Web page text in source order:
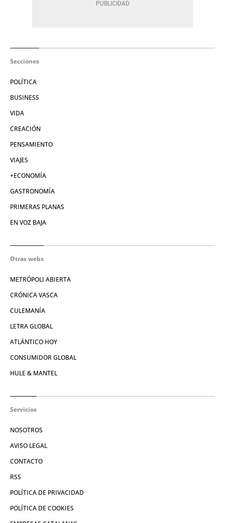
Secciones
POLÍTICA
BUSINESS
VIDA
CREACIÓN
PENSAMIENTO
VIAJES
+ECONOMÍA
GASTRONOMÍA
PRIMERAS PLANAS
EN VOZ BAJA
Otras webs
METRÓPOLI ABIERTA
CRÓNICA VASCA
CULEMANÍA
LETRA GLOBAL
ATLÁNTICO HOY
CONSUMIDOR GLOBAL
HULE & MANTEL
Servicios
NOSOTROS
AVISO LEGAL
CONTACTO
RSS
POLÍTICA DE PRIVACIDAD
POLÍTICA DE COOKIES